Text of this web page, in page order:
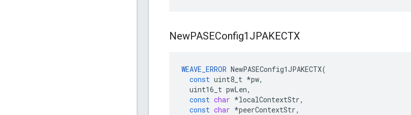
NewPASEConfig1JPAKECTX
WEAVE_ERROR NewPASEConfig1JPAKECTX(
const uint8_t *pw,
uint16_t pwLen,
const char *localContextStr,
const char *peerContextStr,